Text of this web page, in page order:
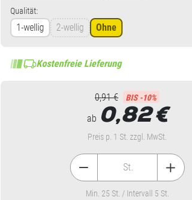
Qualität:
1-wellig 2-wellig Ohne
Kostenfreie Lieferung
0,91 € BIS -10%
ab 0,82 €
Preis p. 1 St. zzgl. MwSt.
St.
Min. 25 St. / Intervall 5 St.